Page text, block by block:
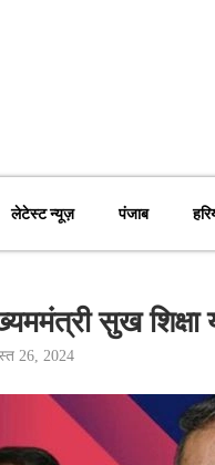
लेटेस्ट न्यूज़ पंजाब
सुख शिक्षा
26, 2024